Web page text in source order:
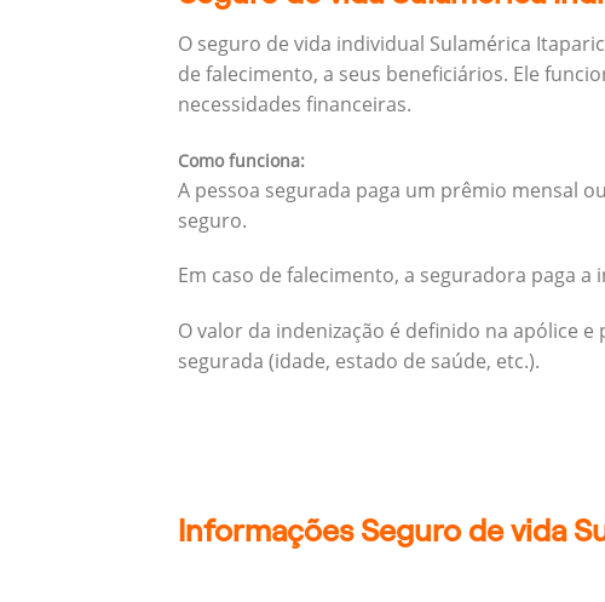
O seguro de vida individual Sulamérica
de falecimento, a seus beneficiários. Ele
necessidades financeiras.
Como funciona:
A pessoa segurada paga um prêmio mensal
seguro.
Em caso de falecimento, a seguradora paga
O valor da indenização é definido na apólice
segurada (idade, estado de saúde, etc.).
Informações Seguro de vida